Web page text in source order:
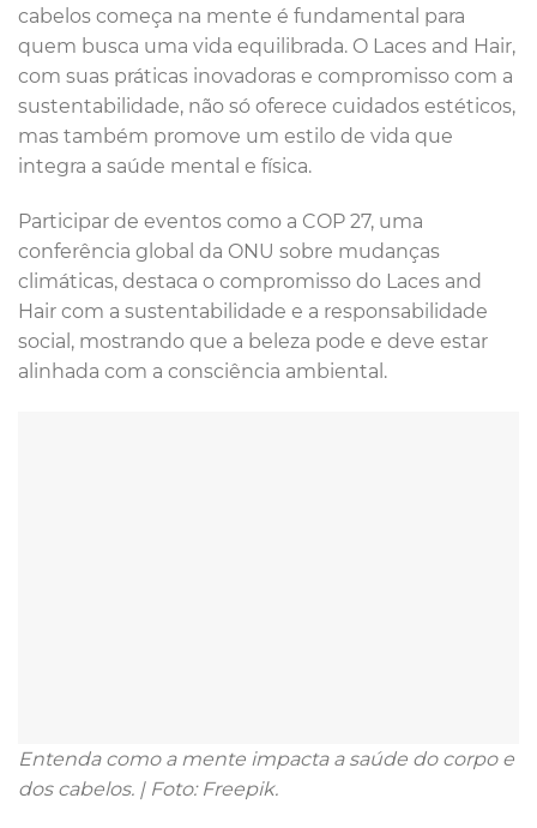
cabelos começa na mente é fundamental para
quem busca uma vida equilibrada. O Laces and Hair,
com suas práticas inovadoras e compromisso com a
sustentabilidade, não só oferece cuidados estéticos,
mas também promove um estilo de vida que
integra a saúde mental e física.
Participar de eventos como a COP 27, uma
conferência global da ONU sobre mudanças
climáticas, destaca o compromisso do Laces and
Hair com a sustentabilidade e a responsabilidade
social, mostrando que a beleza pode e deve estar
alinhada com a consciência ambiental.
Entenda como a mente impacta a saúde do corpo e
dos cabelos. | Foto: Freepik.